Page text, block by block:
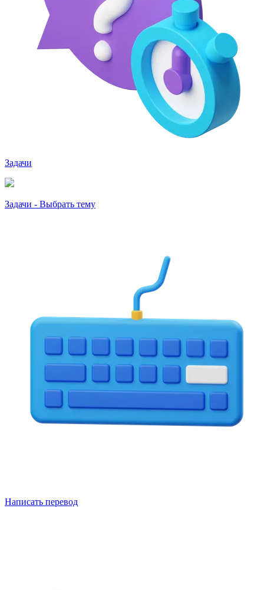
Задачи
Задачи - Выбрать тему
Написать перевод